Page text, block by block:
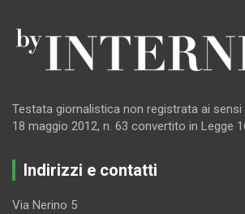
Testata giornalistica non registrata ai sensi
18 maggio 2012, n. 63 convertito in Legge
Indirizzi e contatti
Via Nerino 5